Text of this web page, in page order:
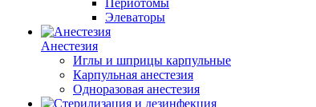
Периотомы
Элеваторы
Анестезия
Иглы и шприцы карпульные
Карпульная анестезия
Одноразовая анестезия